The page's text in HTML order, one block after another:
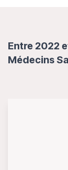
Entre 2022
Médecins